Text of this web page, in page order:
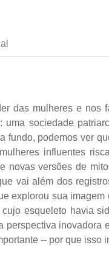
das mulheres e
sociedade
fundo, podemos ver
influentes
novas versões de
vai além dos
explorou sua
esqueleto havia
perspectiva
-- por que isso